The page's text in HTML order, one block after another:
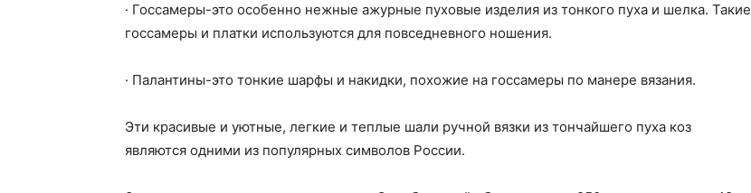
· Госсамеры-это особенно нежные ажурные пуховые изделия из тонкого пуха и шелка. Такие
госсамеры и платки используются для повседневного ношения.
· Палантины-это тонкие шарфы и накидки, похожие на госсамеры по манере вязания.
Эти красивые и уютные, легкие и теплые шали ручной вязки из тончайшего пуха коз
являются одними из популярных символов России.